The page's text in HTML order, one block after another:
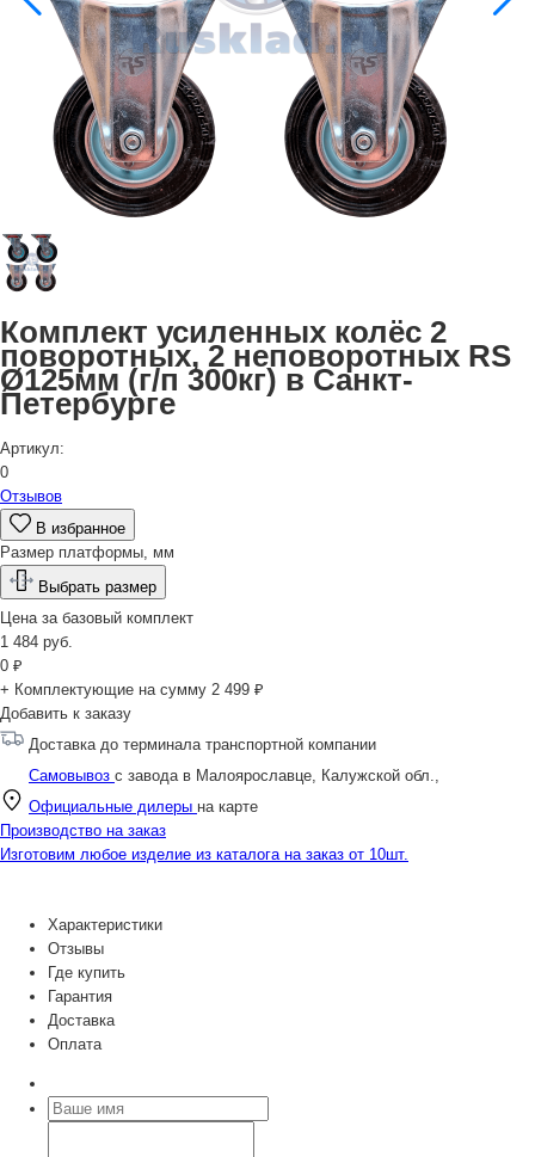
Комплект усиленных колёс 2
поворотных, 2 неповоротных RS
Ø125мм (г/п 300кг) в Санкт-
Петербурге
Артикул:
0
Отзывов
В избранное
Размер платформы, мм
Выбрать размер
Цена за базовый комплект
1 484 руб.
0 ₽
+ Комплектующие на сумму 2 499 ₽
Добавить к заказу
Доставка до терминала транспортной компании
Самовывоз с завода в Малоярославце, Калужской обл.,
Официальные дилеры на карте
Производство на заказ
Изготовим любое изделие из каталога на заказ от 10шт.
Характеристики
Отзывы
Где купить
Гарантия
Доставка
Оплата